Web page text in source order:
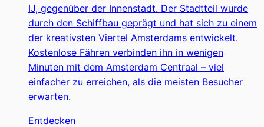
IJ, gegenüber der Innenstadt. Der Stadtteil wurde
durch den Schiffbau geprägt und hat sich zu einem
der kreativsten Viertel Amsterdams entwickelt.
Kostenlose Fähren verbinden ihn in wenigen
Minuten mit dem Amsterdam Centraal – viel
einfacher zu erreichen, als die meisten Besucher
erwarten.
Entdecken